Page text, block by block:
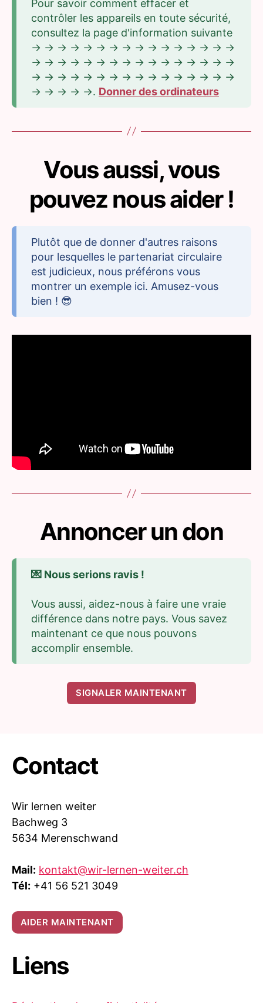
Pour savoir comment effacer et
contrôler les appareils en toute sécurité,
consultez la page d'information suivante
-> -> -> -> -> -> -> -> -> -> -> -> -> -> -> ->
-> -> -> -> -> -> -> -> -> -> -> -> -> -> -> ->
-> -> -> -> -> -> -> -> -> -> -> -> -> -> -> ->
-> -> -> -> ->. Donner des ordinateurs
Vous aussi, vous
pouvez nous aider !
Plutôt que de donner d'autres raisons
pour lesquelles le partenariat circulaire
est judicieux, nous préférons vous
montrer un exemple ici. Amusez-vous
bien ! 😎
Annoncer un don
💌 Nous serions ravis !
Vous aussi, aidez-nous à faire une vraie
différence dans notre pays. Vous savez
maintenant ce que nous pouvons
accomplir ensemble.
SIGNALER MAINTENANT
Contact
Wir lernen weiter
Bachweg 3
5634 Merenschwand
Mail: kontakt@wir-lernen-weiter.ch
Tél: +41 56 521 3049
AIDER MAINTENANT
Liens